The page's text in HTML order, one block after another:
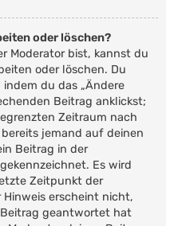
oder löschen?
Moderator bist, kannst du
oder löschen. Du
du das „Ändere
Beitrag anklickst;
Zeitraum nach
jemand auf deinen
Beitrag in der
Es wird
Zeitpunkt der
Hinweis erscheint nicht,
geantwortet hat